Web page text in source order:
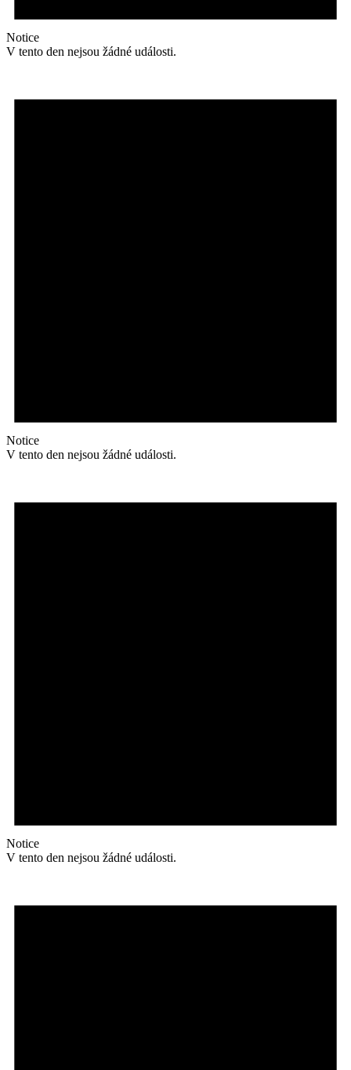
Notice
V tento den nejsou žádné události.
Notice
V tento den nejsou žádné události.
Notice
V tento den nejsou žádné události.